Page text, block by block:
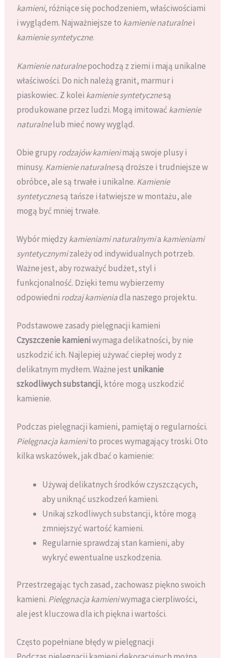
kamieni, różniące się pochodzeniem, właściwościami
i wyglądem. Najważniejsze to kamienie naturalnei
kamienie syntetyczne.
Kamienie naturalnepochodzą z ziemi i mają unikalne
właściwości. Do nich należą granit, marmur i
piaskowiec. Z kolei kamienie syntetycznesą
produkowane przez ludzi. Mogą imitować kamienie
naturalnelub mieć nowy wygląd.
Obie grupyrodzajów kamienimają swoje plusy i
minusy. Kamienie naturalnesą droższe i trudniejsze w
obróbce, ale są trwałe i unikalne. Kamienie
syntetycznesą tańsze i łatwiejsze w montażu, ale
mogą być mniej trwałe.
Wybór międzykamieniami naturalnymia kamieniami
syntetycznymizależy od indywidualnych potrzeb.
Ważne jest, aby rozważyć budżet, styl i
funkcjonalność. Dzięki temu wybierzemy
odpowiedni rodzaj kamieniadla naszego projektu.
Podstawowe zasady pielęgnacji kamieni
Czyszczenie kamieniwymaga delikatności, by nie
uszkodzić ich. Najlepiej używać ciepłej wody z
delikatnym mydłem. Ważne jest unikanie
szkodliwych substancji, które mogą uszkodzić
kamienie.
Podczas pielęgnacji kamieni, pamiętaj o regularności.
Pielęgnacja kamienito proces wymagający troski. Oto
kilka wskazówek, jak dbać o kamienie:
Używaj delikatnych środków czyszczących,
aby uniknąć uszkodzeń kamieni.
Unikaj szkodliwych substancji, które mogą
zmniejszyć wartość kamieni.
Regularnie sprawdzaj stan kamieni, aby
wykryć ewentualne uszkodzenia.
Przestrzegając tych zasad, zachowasz piękno swoich
kamieni. Pielęgnacja kamieniwymaga cierpliwości,
ale jest kluczowa dla ich piękna i wartości.
Często popełniane błędy w pielęgnacji